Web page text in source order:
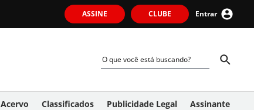
ASSINE CLUBE Entrar
Acervo Classificados Publicidade Legal Assinante